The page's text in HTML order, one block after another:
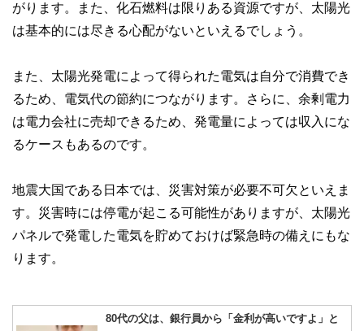
がります。また、化石燃料は限りある資源ですが、太陽光
は基本的には尽きる心配がないといえるでしょう。
また、太陽光発電によって得られた電気は自分で消費でき
るため、電気代の節約につながります。さらに、余剰電力
は電力会社に売却できるため、発電量によっては収入にな
るケースもあるのです。
地震大国である日本では、災害対策が必要不可欠といえま
す。災害時には停電が起こる可能性がありますが、太陽光
パネルで発電した電気を貯めておけば緊急時の備えにもな
ります。
80代の父は、銀行員から「金利が高いですよ」と